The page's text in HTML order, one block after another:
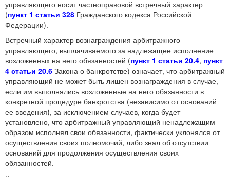
управляющего носит частноправовой встречный характер
(пункт 1 статьи 328 Гражданского кодекса Российской
Федерации).
Встречный характер вознаграждения арбитражного
управляющего, выплачиваемого за надлежащее исполнение
возложенных на него обязанностей (пункт 1 статьи 20.4, пункт
4 статьи 20.6 Закона о банкротстве) означает, что арбитражный
управляющий не может быть лишен вознаграждения в случае,
если им выполнялись возложенные на него обязанности в
конкретной процедуре банкротства (независимо от оснований
ее введения), за исключением случаев, когда будет
установлено, что арбитражный управляющий ненадлежащим
образом исполнял свои обязанности, фактически уклонялся от
осуществления своих полномочий, либо знал об отсутствии
оснований для продолжения осуществления своих
обязанностей.